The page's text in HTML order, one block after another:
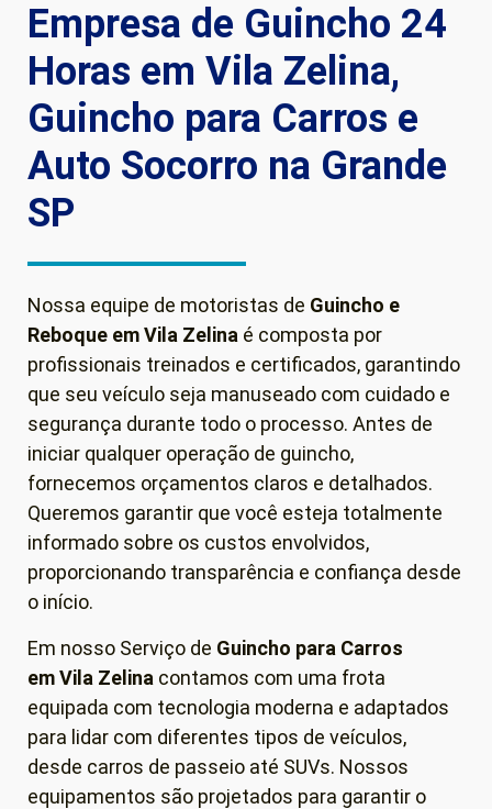
Empresa de Guincho 24
Horas em Vila Zelina,
Guincho para Carros e
Auto Socorro na Grande
SP
Nossa equipe de motoristas de Guincho e
Reboque emVila Zelina é composta por
profissionais treinados e certificados, garantindo
que seu veículo seja manuseado com cuidado e
segurança durante todo o processo. Antes de
iniciar qualquer operação de guincho,
fornecemos orçamentos claros e detalhados.
Queremos garantir que você esteja totalmente
informado sobre os custos envolvidos,
proporcionando transparência e confiança desde
o início.
Em nosso Serviço de Guincho para Carros
emVila Zelina contamos com uma frota
equipada com tecnologia moderna e adaptados
para lidar com diferentes tipos de veículos,
desde carros de passeio até SUVs. Nossos
equipamentos são projetados para garantir o